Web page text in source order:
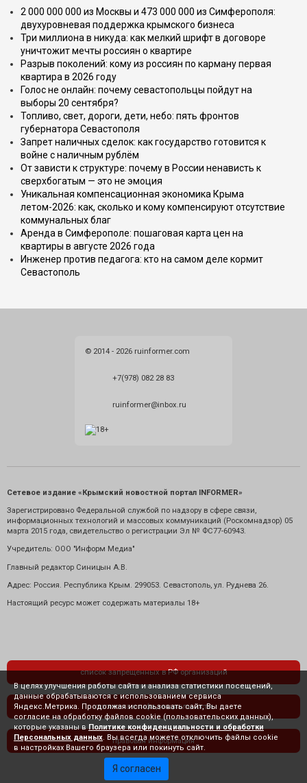
2 000 000 000 из Москвы и 473 000 000 из Симферополя:
двухуровневая поддержка крымского бизнеса
Три миллиона в никуда: как мелкий шрифт в договоре
уничтожит мечты россиян о квартире
Разрыв поколений: кому из россиян по карману первая
квартира в 2026 году
Голос не онлайн: почему севастопольцы пойдут на
выборы 20 сентября?
Топливо, свет, дороги, дети, небо: пять фронтов
губернатора Севастополя
Запрет наличных сделок: как государство готовится к
войне с наличным рублём
От зависти к структуре: почему в России ненависть к
сверхбогатым — это не эмоция
Уникальная компенсационная экономика Крыма
летом-2026: как, сколько и кому компенсируют отсутствие
коммунальных благ
Аренда в Симферополе: пошаговая карта цен на
квартиры в августе 2026 года
Инженер против педагога: кто на самом деле кормит
Севастополь
© 2014 - 2026 ruinformer.com
+7(978) 082 28 83
ruinformer@inbox.ru
Сетевое издание «Крымский новостной портал INFORMER»
Зарегистрировано Федеральной службой по надзору в сфере связи,
информационных технологий и массовых коммуникаций (Роскомнадзор) 05
марта 2015 года, свидетельство о регистрации Эл № ФС77-60943.
Учредитель: ООО "Информ Медиа"
Главный редактор Синицын А.В.
Адрес: Россия. Республика Крым. 299053. Севастополь, ул. Руднева 26.
Настоящий ресурс может содержать материалы 18+
список запрещенных в РФ организаций
политика конфиденциальности
правовая информация
В целях улучшения работы сайта и анализа статистики посещений,
данные обрабатываются с использованием сервиса
Яндекс.Метрика. Продолжая использовать сайт, Вы даете
согласие на обработку файлов cookie (пользовательских данных),
которые указаны в Политике конфиденциальности и обработки
Персональных данных . Вы всегда можете отключить файлы cookie
в настройках Вашего браузера или покинуть сайт.
Я согласен